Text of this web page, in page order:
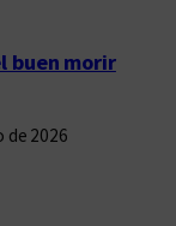
buen morir
de 2026